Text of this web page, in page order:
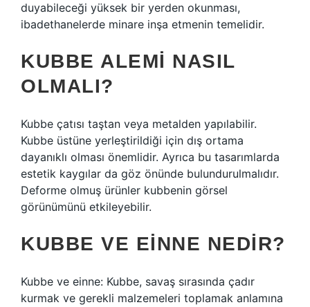
duyabileceği yüksek bir yerden okunması,
ibadethanelerde minare inşa etmenin temelidir.
KUBBE ALEMI NASIL
OLMALI?
Kubbe çatısı taştan veya metalden yapılabilir.
Kubbe üstüne yerleştirildiği için dış ortama
dayanıklı olması önemlidir. Ayrıca bu tasarımlarda
estetik kaygılar da göz önünde bulundurulmalıdır.
Deforme olmuş ürünler kubbenin görsel
görünümünü etkileyebilir.
KUBBE VE EINNE NEDIR?
Kubbe ve einne: Kubbe, savaş sırasında çadır
kurmak ve gerekli malzemeleri toplamak anlamına